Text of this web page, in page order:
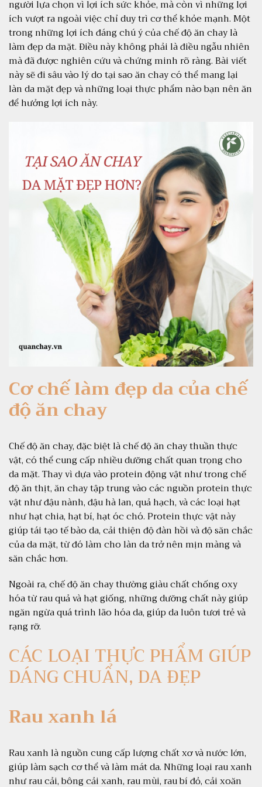
người lựa chọn vì lợi ích sức khỏe, mà còn vì những lợi
ích vượt ra ngoài việc chỉ duy trì cơ thể khỏe mạnh. Một
trong những lợi ích đáng chú ý của chế độ ăn chay là
làm đẹp da mặt. Điều này không phải là điều ngẫu nhiên
mà đã được nghiên cứu và chứng minh rõ ràng. Bài viết
này sẽ đi sâu vào lý do tại sao ăn chay có thể mang lại
làn da mặt đẹp và những loại thực phẩm nào bạn nên ăn
để hưởng lợi ích này.
Cơ chế làm đẹp da của chế
độ ăn chay
Chế độ ăn chay, đặc biệt là chế độ ăn chay thuần thực
vật, có thể cung cấp nhiều dưỡng chất quan trọng cho
da mặt. Thay vì dựa vào protein động vật như trong chế
độ ăn thịt, ăn chay tập trung vào các nguồn protein thực
vật như đậu nành, đậu hà lan, quả hạch, và các loại hạt
như hạt chia, hạt bí, hạt óc chó. Protein thực vật này
giúp tái tạo tế bào da, cải thiện độ đàn hồi và độ săn chắc
của da mặt, từ đó làm cho làn da trở nên mịn màng và
săn chắc hơn.
Ngoài ra, chế độ ăn chay thường giàu chất chống oxy
hóa từ rau quả và hạt giống, những dưỡng chất này giúp
ngăn ngừa quá trình lão hóa da, giúp da luôn tươi trẻ và
rạng rỡ.
CÁC LOẠI THỰC PHẨM GIÚP
DÁNG CHUẨN, DA ĐẸP
Rau xanh lá
Rau xanh là nguồn cung cấp lượng chất xơ và nước lớn,
giúp làm sạch cơ thể và làm mát da. Những loại rau xanh
như rau cải, bông cải xanh, rau mùi, rau bí đỏ, cải xoăn
ĂN CHAY – XU
HƯỚNG MỚI CỦA
LỐI SỐNG HIỆN ĐẠI:
HÀNH TRÌNH KẾT NỐI
VỚI SỨC KHỎE VÀ MÔI
TRƯỜNG
Trong thế giới hiện đại, với sự
sống bền vững và tốt cho sức
khỏe: ăn chay. Không chỉ là
một sự thay đổi về khẩu phần,
ăn chay là một cuộc phiêu lưu
ĂN CHAY – BÍ
MẬT GIÚP NHIỀU
NGƯỜI ĐẸP TỪ
TRONG RA NGOÀI, TỪ SỨC
KHỎE THỂ CHẤT ĐẾN SỨC
KHỎE TINH THẦN
Ăn chay là một lối sống ẩm
thực phổ biến, nơi người ta
giảm hoặc loại bỏ hoàn toàn
thực phẩm từ nguồn gốc động
vật khỏi chế độ ăn hàng ngày.
Bí mật này không chỉ giúp
dáng đẹp từ trong ra ngoài, mà
còn mang lại nhiều […]